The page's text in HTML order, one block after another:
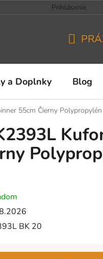
Prihlásenie
KOŠÍK
a Doplnky Blog
55cm Čierny Polypropylén
BK 20